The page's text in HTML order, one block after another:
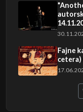
Fajne
cetera)